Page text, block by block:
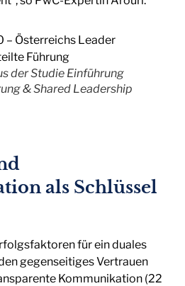
der Studie Einführung
& Shared Leadership
als Schlüssel
für ein duales
gegenseitiges Vertrauen
Kommunikation (22